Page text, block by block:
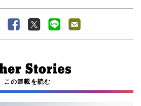
この連載を読む